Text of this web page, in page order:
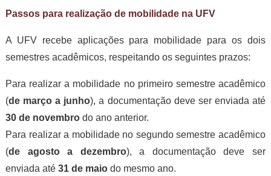
Passos para realização de mobilidade na UFV
A UFV recebe aplicações para mobilidade para os dois
semestres acadêmicos, respeitando os seguintes prazos:
Para realizar a mobilidade no primeiro semestre acadêmico
(de março a junho), a documentação deve ser enviada até
30 de novembrodo ano anterior.
Para realizar a mobilidade no segundo semestre acadêmico
(de agosto a dezembro), a documentação deve ser
enviada até 31 de maiodo mesmo ano.